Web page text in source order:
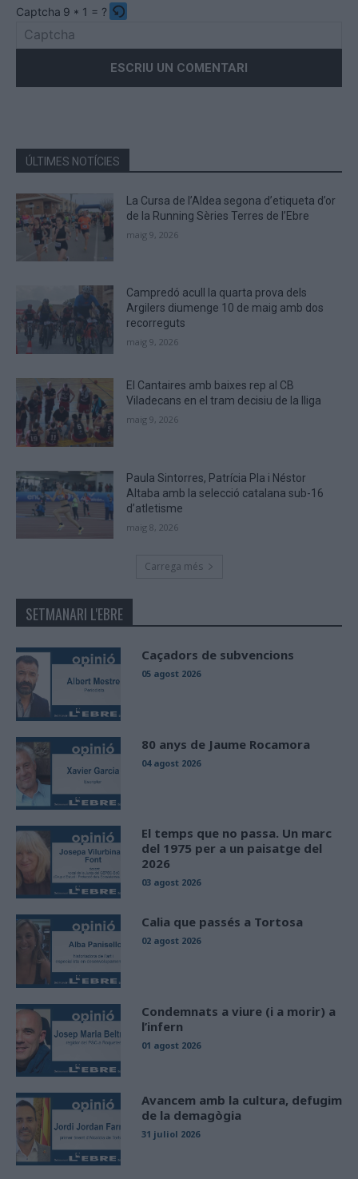
Captcha 9 * 1 = ?
the
the
CAPTCHA
to
verify
that
you
ÚLTIMES NOTÍCIES
La Cursa de l’Aldea segona d’etiqueta d’or
de la Running Sèries Terres de l’Ebre
maig 9, 2026
Campredó acull la quarta prova dels
Argilers diumenge 10 de maig amb dos
recorreguts
maig 9, 2026
El Cantaires amb baixes rep al CB
Viladecans en el tram decisiu de la lliga
maig 9, 2026
Paula Sintorres, Patrícia Pla i Néstor
Altaba amb la selecció catalana sub-16
d’atletisme
maig 8, 2026
Carrega més
SETMANARI L'EBRE
Caçadors de subvencions
05 agost 2026
80 anys de Jaume Rocamora
04 agost 2026
El temps que no passa. Un marc
del 1975 per a un paisatge del
2026
03 agost 2026
Calia que passés a Tortosa
02 agost 2026
Condemnats a viure (i a morir) a
l’infern
01 agost 2026
Avancem amb la cultura, defugim
de la demagògia
31 juliol 2026